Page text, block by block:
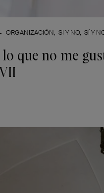
ORGANIZACIÓN SI Y NO SÍ Y
que no me